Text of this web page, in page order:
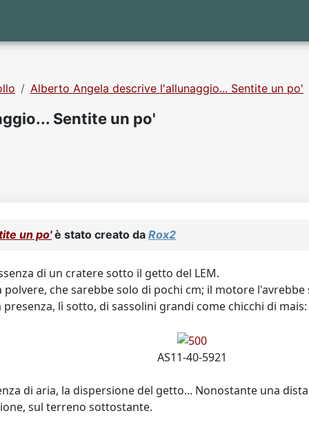
Alberto Angela descrive l'allunaggio... Sentite un po'
Sentite un po'
un po'è stato creato da Rox2
di un cratere sotto il getto del LEM.
che sarebbe solo di pochi cm; il motore
lì sotto, di sassolini grandi come chicchi di mais:
AS11-40-5921
di aria, la dispersione del getto... Nonostante una
sul terreno sottostante.